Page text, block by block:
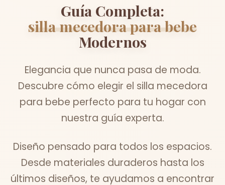
Guía Completa:
silla mecedora para bebe
Modernos
Elegancia que nunca pasa de moda.
Descubre cómo elegir el silla mecedora
para bebe perfecto para tu hogar con
nuestra guía experta.
Diseño pensado para todos los espacios.
Desde materiales duraderos hasta los
últimos diseños, te ayudamos a encontrar